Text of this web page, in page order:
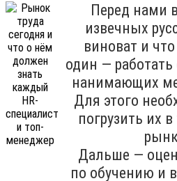
Перед нами
извечных
виноват и
один —
нанимающих
Для этого
погрузить их
Дальше —
по обучению и